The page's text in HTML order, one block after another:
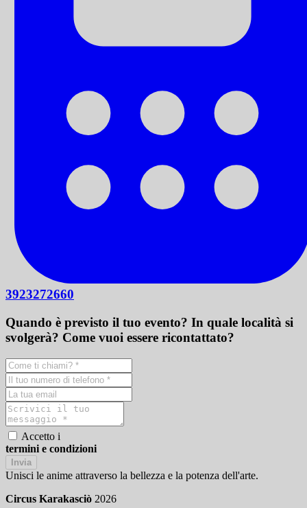
3923272660
Quando è previsto il tuo evento? In quale località si
svolgerà? Come vuoi essere ricontattato?
Accetto i
termini e condizioni
Invia
Unisci le anime attraverso la bellezza e la potenza dell'arte.
Circus Karakasciò 2026